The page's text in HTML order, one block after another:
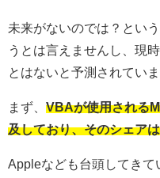
未来がないのでは？とい
うとは言えませんし、現
とはないと予測されていま
まず、 VBAが使用される
及しており、そのシェア
Appleなども台頭してきて